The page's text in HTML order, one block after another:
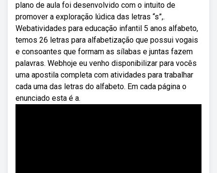
plano de aula foi desenvolvido com o intuito de
promover a exploração lúdica das letras “s”,.
Webatividades para educação infantil 5 anos alfabeto,
temos 26 letras para alfabetização que possui vogais
e consoantes que formam as sílabas e juntas fazem
palavras. Webhoje eu venho disponibilizar para vocês
uma apostila completa com atividades para trabalhar
cada uma das letras do alfabeto. Em cada página o
enunciado esta é a.